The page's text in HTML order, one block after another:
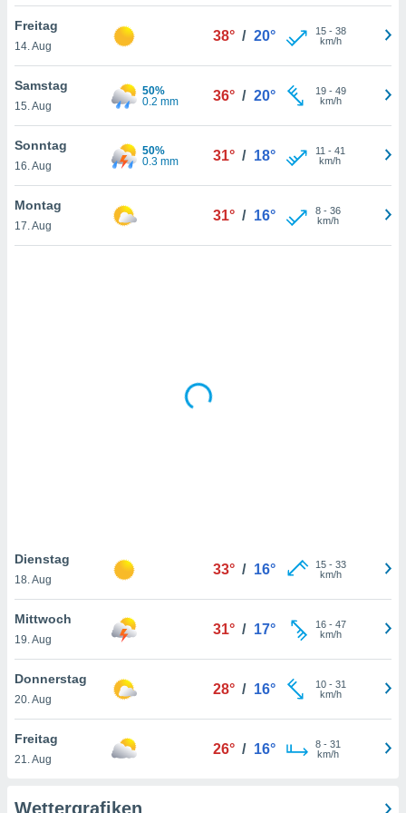
der
weiterhin
nicht
von
und
auf
klicken.
Freitag
14. Aug
38° / 20° 15- 38
km/h
Samstag
15. Aug
50%
0.2 mm
36° / 20° 19- 49
km/h
Sonntag
16. Aug
50%
0.3 mm
31° / 18° 11 - 41
km/h
Montag
17. Aug
31° / 16° 8- 36
km/h
Dienstag
18. Aug
33° / 16° 15- 33
km/h
Mittwoch
19. Aug
31° / 17° 16- 47
km/h
Donnerstag
20. Aug
28° / 16° 10- 31
km/h
Freitag
21. Aug
26° / 16° 8- 31
km/h
Wettergrafiken